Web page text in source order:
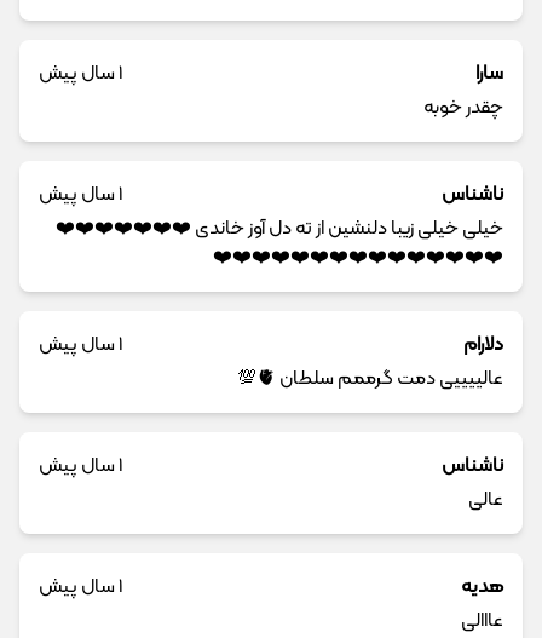
سارا
1 سال پیش
چقدر خوبه
ناشناس
1 سال پیش
خیلی خیلی زیبا دلنشین از ته دل آوز خاندی ❤️❤️❤️❤️❤️❤️❤️
❤️❤️❤️❤️❤️❤️❤️❤️❤️❤️❤️❤️❤️❤️❤️
دلارام
1 سال پیش
عالییییی دمت گرممم سلطان 🫀💯
ناشناس
1 سال پیش
عالی
هدیه
1 سال پیش
عااالی